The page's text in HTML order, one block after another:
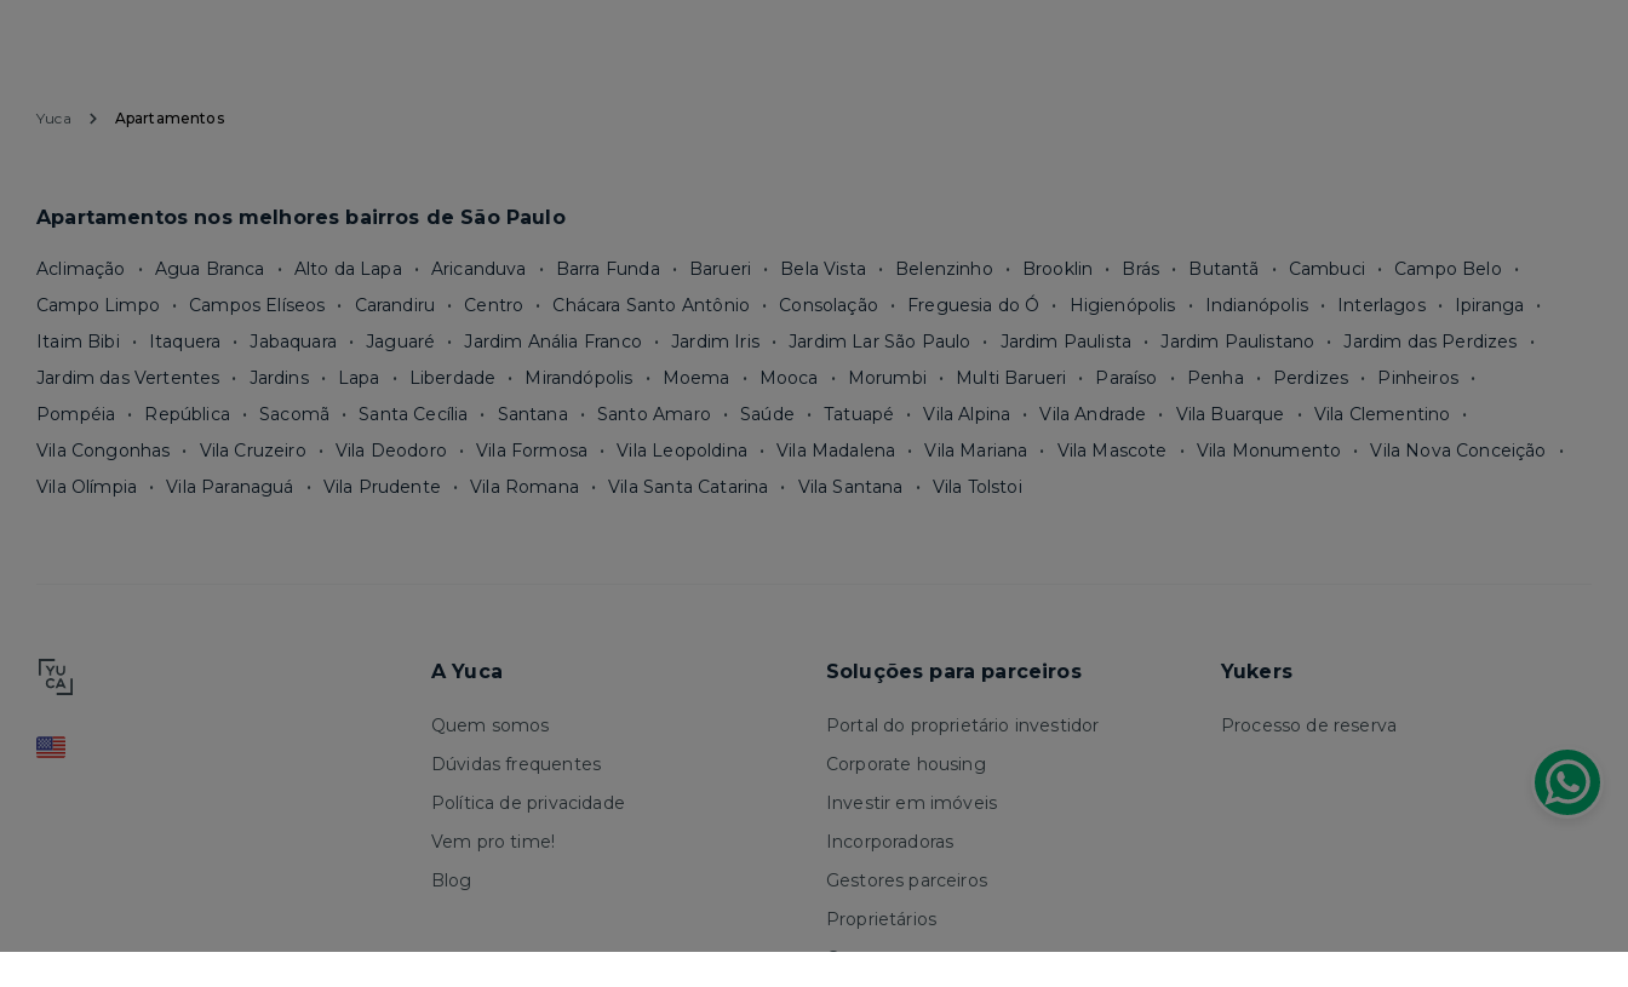
Yuca Apartamentos
Apartamentos nos melhores bairros de São Paulo
Aclimação Agua Branca Alto da Lapa Aricanduva Barra Funda Barueri Bela Vista Belenzinho Brooklin Brás Butantã Cambuci
Campo Belo
Campo Limpo
Campos Elíseos Carandiru Centro Chácara Santo Antônio Consolação Freguesia do Ó Higienópolis Indianópolis Interlagos
Ipiranga
Itaim Bibi
Itaquera Jabaquara Jaguaré Jardim Anália Franco Jardim Iris Jardim Lar São Paulo Jardim Paulista Jardim Paulistano
Jardim das Perdizes
Jardim das Vertentes
Jardins Lapa Liberdade Mirandópolis Moema Mooca Morumbi Multi Barueri Paraíso Penha Perdizes
Pinheiros
Pompéia
República Sacomã Santa Cecília Santana Santo Amaro Saúde Tatuapé Vila Alpina Vila Andrade Vila Buarque
Vila Clementino
Vila Congonhas
Vila Cruzeiro Vila Deodoro Vila Formosa Vila Leopoldina Vila Madalena Vila Mariana Vila Mascote Vila Monumento
Vila Nova Conceição
Vila Olímpia
Vila Paranaguá Vila Prudente Vila Romana Vila Santa Catarina Vila Santana Vila Tolstoi
A Yuca
Quem somos
Dúvidas frequentes
Política de privacidade
Vem pro time!
Blog
Soluções para parceiros
Portal do proprietário investidor
Corporate housing
Investir em imóveis
Incorporadoras
Gestores parceiros
Proprietários
Corretores
Yukers
Processo de reserva